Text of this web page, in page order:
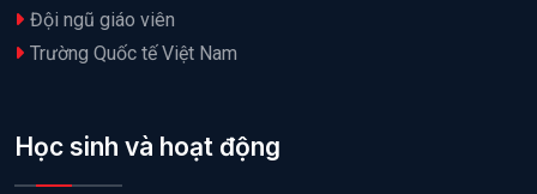
Đội ngũ giáo viên
Trường Quốc tế Việt Nam
Học sinh và hoạt động